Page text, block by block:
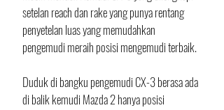
setelan reach dan rake yang punya rentang
penyetelan luas yang memudahkan
pengemudi meraih posisi mengemudi terbaik.
Duduk di bangku pengemudi CX-3 berasa ada
di balik kemudi Mazda 2 hanya posisi